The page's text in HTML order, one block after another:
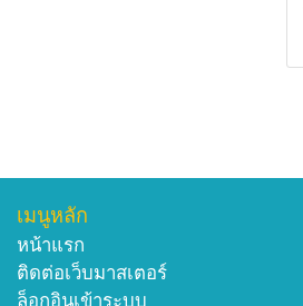
เมนูหลัก
หน้าแรก
ติดต่อเว็บมาสเตอร์
ล็อกอินเข้าระบบ